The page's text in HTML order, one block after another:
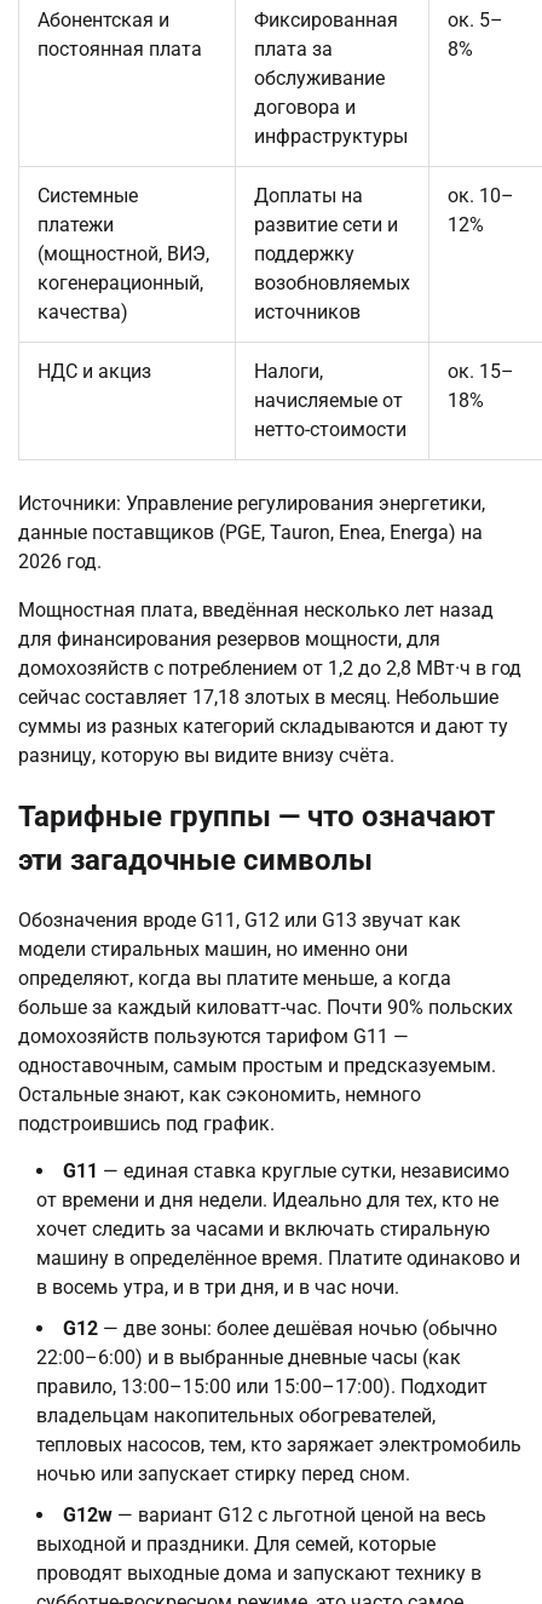
Абонентская и
постоянная плата
Фиксированная
плата за
обслуживание
договора и
инфраструктуры
ок. 5–
8%
Системные
платежи
(мощностной, ВИЭ,
когенерационный,
качества)
Доплаты на
развитие сети и
поддержку
возобновляемых
источников
ок. 10–
12%
НДС и акциз
Налоги,
начисляемые от
нетто-стоимости
ок. 15–
18%
Источники: Управление регулирования энергетики,
данные поставщиков (PGE, Tauron, Enea, Energa) на
2026 год.
Мощностная плата, введённая несколько лет назад
для финансирования резервов мощности, для
домохозяйств с потреблением от 1,2 до 2,8 МВт·ч в год
сейчас составляет 17,18 злотых в месяц. Небольшие
суммы из разных категорий складываются и дают ту
разницу, которую вы видите внизу счёта.
Тарифные группы — что означают
эти загадочные символы
Обозначения вроде G11, G12 или G13 звучат как
модели стиральных машин, но именно они
определяют, когда вы платите меньше, а когда
больше за каждый киловатт-час. Почти 90% польских
домохозяйств пользуются тарифом G11 —
одноставочным, самым простым и предсказуемым.
Остальные знают, как сэкономить, немного
подстроившись под график.
G11 — единая ставка круглые сутки, независимо
от времени и дня недели. Идеально для тех, кто не
хочет следить за часами и включать стиральную
машину в определённое время. Платите одинаково и
в восемь утра, и в три дня, и в час ночи.
G12 — две зоны: более дешёвая ночью (обычно
22:00–6:00) и в выбранные дневные часы (как
правило, 13:00–15:00 или 15:00–17:00). Подходит
владельцам накопительных обогревателей,
тепловых насосов, тем, кто заряжает электромобиль
ночью или запускает стирку перед сном.
G12w — вариант G12 с льготной ценой на весь
выходной и праздники. Для семей, которые
проводят выходные дома и запускают технику в